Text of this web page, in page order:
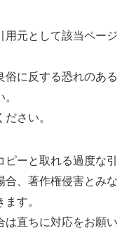
用元として該当ページ
俗に反する恐れのある
さい。
ーと取れる過度な引
合、著作権侵害とみな
す。
は直ちに対応をお願い